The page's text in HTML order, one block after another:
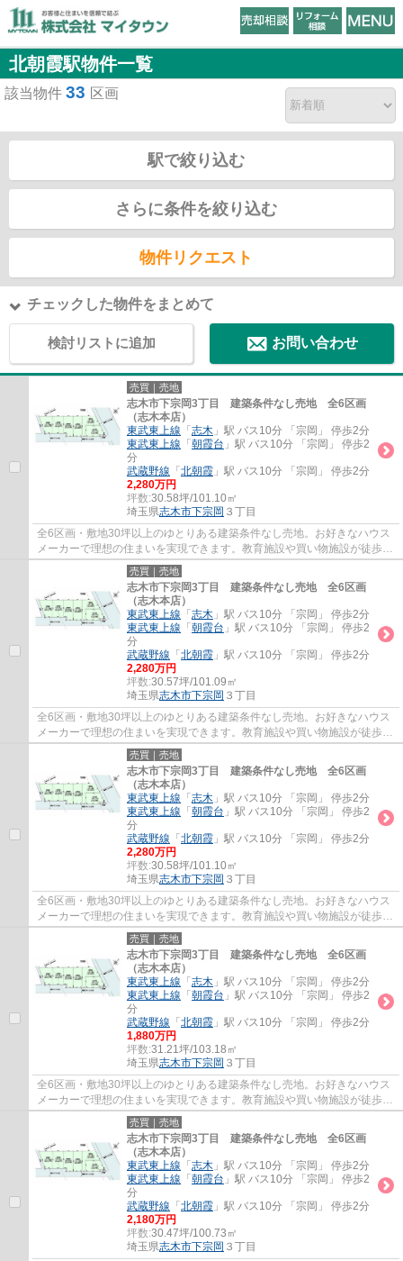
北朝霞駅物件一覧
該当物件 33 区画
駅で絞り込む
さらに条件を絞り込む
物件リクエスト
チェックした物件をまとめて
検討リストに追加 お問い合わせ
売買｜売地
志木市下宗岡3丁目 建築条件なし売地 全6区画
（志木本店）
東武東上線 「 志木 」駅 バス10分 「宗岡」 停歩2分
東武東上線 「 朝霞台 」駅 バス10分 「宗岡」 停歩2
分
武蔵野線 「 北朝霞 」駅 バス10分 「宗岡」 停歩2分
2,280万円
坪数:30.58坪/101.10㎡
埼玉県志木市下宗岡 ３丁目
全6区画・敷地30坪以上のゆとりある建築条件なし売地。お好きなハウス
メーカーで理想の住まいを実現できます。教育施設や買い物施設が徒歩圏
に揃い、子育て世帯にも暮らしやすい住環境...
売買｜売地
志木市下宗岡3丁目 建築条件なし売地 全6区画
（志木本店）
東武東上線 「 志木 」駅 バス10分 「宗岡」 停歩2分
東武東上線 「 朝霞台 」駅 バス10分 「宗岡」 停歩2
分
武蔵野線 「 北朝霞 」駅 バス10分 「宗岡」 停歩2分
2,280万円
坪数:30.57坪/101.09㎡
埼玉県志木市下宗岡 ３丁目
全6区画・敷地30坪以上のゆとりある建築条件なし売地。お好きなハウス
メーカーで理想の住まいを実現できます。教育施設や買い物施設が徒歩圏
に揃い、子育て世帯にも暮らしやすい住環境...
売買｜売地
志木市下宗岡3丁目 建築条件なし売地 全6区画
（志木本店）
東武東上線 「 志木 」駅 バス10分 「宗岡」 停歩2分
東武東上線 「 朝霞台 」駅 バス10分 「宗岡」 停歩2
分
武蔵野線 「 北朝霞 」駅 バス10分 「宗岡」 停歩2分
2,280万円
坪数:30.58坪/101.10㎡
埼玉県志木市下宗岡 ３丁目
全6区画・敷地30坪以上のゆとりある建築条件なし売地。お好きなハウス
メーカーで理想の住まいを実現できます。教育施設や買い物施設が徒歩圏
に揃い、子育て世帯にも暮らしやすい住環境...
売買｜売地
志木市下宗岡3丁目 建築条件なし売地 全6区画
（志木本店）
東武東上線 「 志木 」駅 バス10分 「宗岡」 停歩2分
東武東上線 「 朝霞台 」駅 バス10分 「宗岡」 停歩2
分
武蔵野線 「 北朝霞 」駅 バス10分 「宗岡」 停歩2分
1,880万円
坪数:31.21坪/103.18㎡
埼玉県志木市下宗岡 ３丁目
全6区画・敷地30坪以上のゆとりある建築条件なし売地。お好きなハウス
メーカーで理想の住まいを実現できます。教育施設や買い物施設が徒歩圏
に揃い、子育て世帯にも暮らしやすい住環境...
売買｜売地
志木市下宗岡3丁目 建築条件なし売地 全6区画
（志木本店）
東武東上線 「 志木 」駅 バス10分 「宗岡」 停歩2分
東武東上線 「 朝霞台 」駅 バス10分 「宗岡」 停歩2
分
武蔵野線 「 北朝霞 」駅 バス10分 「宗岡」 停歩2分
2,180万円
坪数:30.47坪/100.73㎡
埼玉県志木市下宗岡 ３丁目